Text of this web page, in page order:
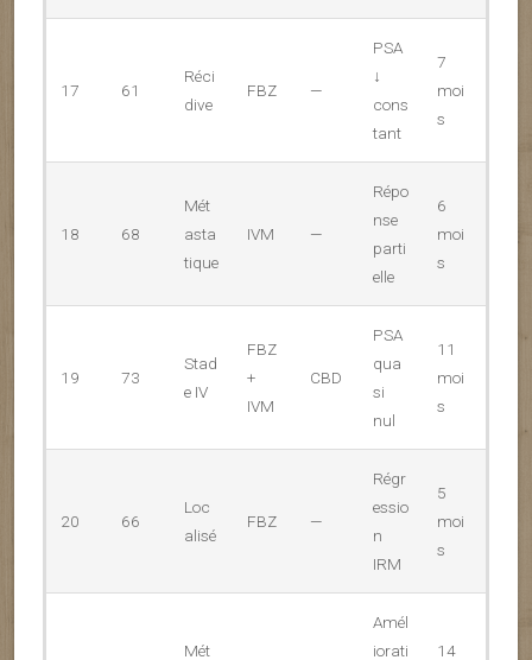
17 61
Réci
dive
FBZ —
PSA
↓
cons
tant
7
moi
s
18 68
Mét
asta
tique
IVM —
Répo
nse
parti
elle
6
moi
s
19 73
Stad
e IV
FBZ
+
IVM
CBD
PSA
qua
si
nul
11
moi
s
20 66
Loc
alisé
FBZ —
Régr
essio
n
IRM
5
moi
s
Mét
Amél
iorati
14